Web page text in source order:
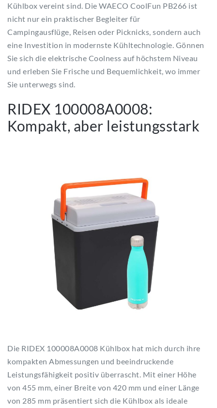
Kühlbox vereint sind. Die WAECO CoolFun PB266 ist
nicht nur ein praktischer Begleiter für
Campingausflüge, Reisen oder Picknicks, sondern auch
eine Investition in modernste Kühltechnologie. Gönnen
Sie sich die elektrische Coolness auf höchstem Niveau
und erleben Sie Frische und Bequemlichkeit, wo immer
Sie unterwegs sind.
RIDEX 100008A0008:
Kompakt, aber leistungsstark
Die RIDEX 100008A0008 Kühlbox hat mich durch ihre
kompakten Abmessungen und beeindruckende
Leistungsfähigkeit positiv überrascht. Mit einer Höhe
von 455 mm, einer Breite von 420 mm und einer Länge
von 285 mm präsentiert sich die Kühlbox als ideale